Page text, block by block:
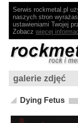
Serwis rockmetal.pl
naszych stron
ustawieniami Twojej
Zobacz więcej
galerie zdjęć
Dying Fetus